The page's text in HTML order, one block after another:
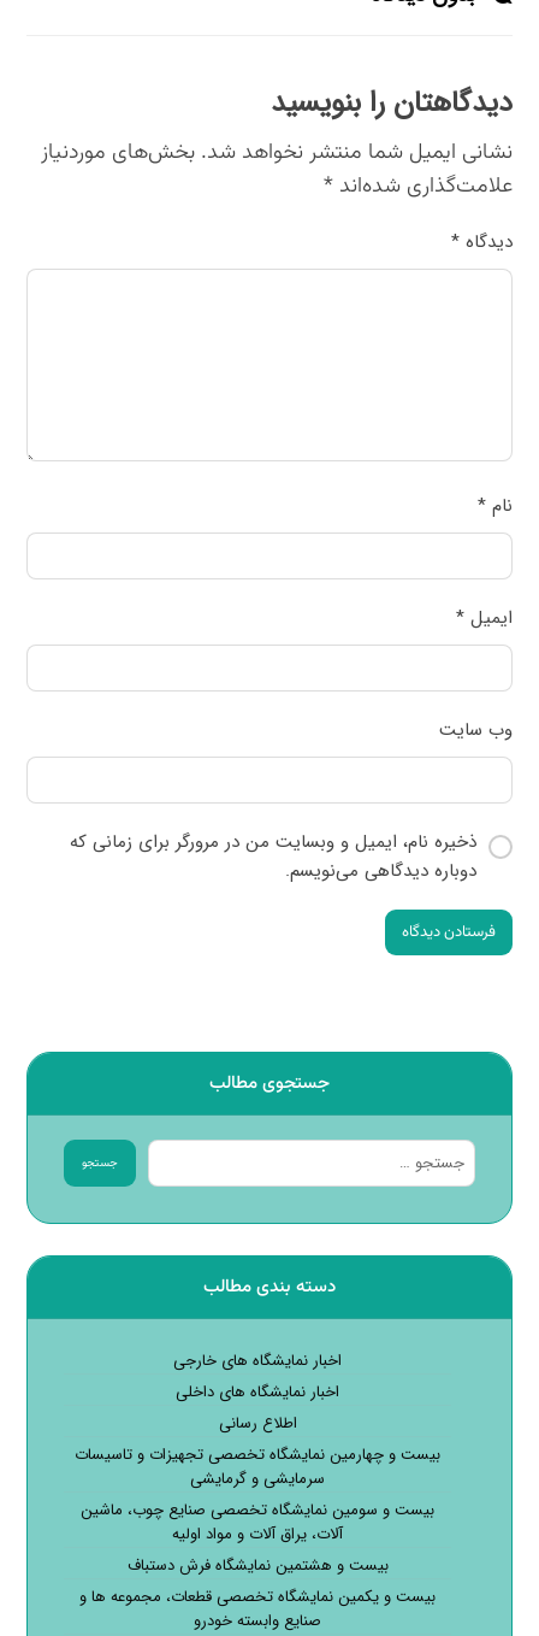
دیدگاهتان را بنویسید
نشانی ایمیل شما منتشر نخواهد شد. بخش‌های موردنیاز
علامت‌گذاری شده‌اند*
دیدگاه*
نام*
ایمیل*
وب‌ سایت
ذخیره نام، ایمیل و وبسایت من در مرورگر برای زمانی که
دوباره دیدگاهی می‌نویسم.
فرستادن دیدگاه
جستجوی مطالب
جستجو
دسته بندی مطالب
اخبار نمایشگاه های خارجی
اخبار نمایشگاه های داخلی
اطلاع رسانی
بیست و چهارمین نمایشگاه تخصصی تجهیزات و تاسیسات
سرمایشی و گرمایشی
بیست و سومین نمایشگاه تخصصی صنایع چوب، ماشین
آلات، یراق آلات و مواد اولیه
بیست و هشتمین نمایشگاه فرش دستباف
بیست و یکمین نمایشگاه تخصصی قطعات، مجموعه ها و
صنایع وابسته خودرو